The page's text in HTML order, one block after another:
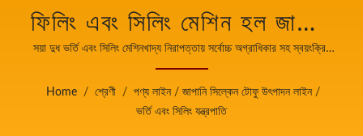
ফিলিং এবং সিলিং মেশিন হল জাপানি
সিল্কেন টোফু উৎপাদন লাইনের
একটি যন্ত্র।খাদ্য নিরাপত্তায়
সর্বোচ্চ অগ্রাধিকার সহ স্বয়ংক্রিয়
সয়া দুধ ভর্তি এবং সিলিং মেশিনখাদ্য নিরাপত্তায় সর্বোচ্চ অগ্রাধিকার সহ স্বয়ংক্রিয়
টোফু এবং সোয়ামিল্ক তৈরির যন্ত্রপাতির নেতা।
Home / শ্রেণী / পণ্য লাইন / জাপানি সিল্কেন টোফু উৎপাদন লাইন /
ভর্তি এবং সিলিং যন্ত্রপাতি